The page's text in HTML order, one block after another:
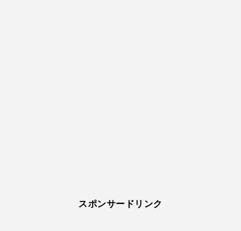
スポンサードリンク